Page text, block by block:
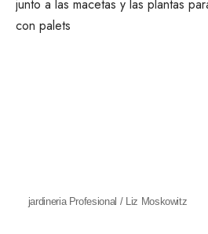
jardineria Profesional / Liz Moskowitz